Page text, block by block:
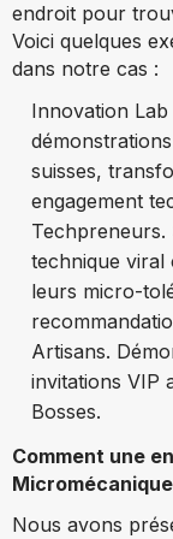
endroit pour
Voici quelques
dans notre cas :
Innovation
suisses,
engagement
Techpreneurs.
technique viral
leurs micro-
Artisans.
invitations VIP
Bosses.
Comment une
Nous avons